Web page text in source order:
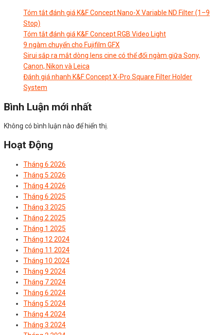
Tóm tắt đánh giá K&F Concept Nano-X Variable ND Filter (1–9
Stop)
Tóm tắt đánh giá K&F Concept RGB Video Light
9 ngàm chuyển cho Fujifilm GFX
Sirui sắp ra mắt dòng lens cine có thể đổi ngàm giữa Sony,
Canon, Nikon và Leica
Đánh giá nhanh K&F Concept X-Pro Square Filter Holder
System
Bình Luận mới nhất
Không có bình luận nào để hiển thị.
Hoạt Động
Tháng 6 2026
Tháng 5 2026
Tháng 4 2026
Tháng 6 2025
Tháng 3 2025
Tháng 2 2025
Tháng 1 2025
Tháng 12 2024
Tháng 11 2024
Tháng 10 2024
Tháng 9 2024
Tháng 7 2024
Tháng 6 2024
Tháng 5 2024
Tháng 4 2024
Tháng 3 2024